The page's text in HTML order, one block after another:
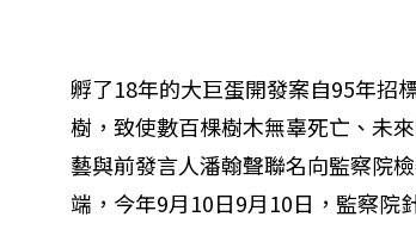
孵了18年的大巨蛋開發案自95年招
樹，致使數百棵樹木無辜死亡、未
藝與前發言人潘翰聲聯名向監察院
端，今年9月10日9月10日，監察院